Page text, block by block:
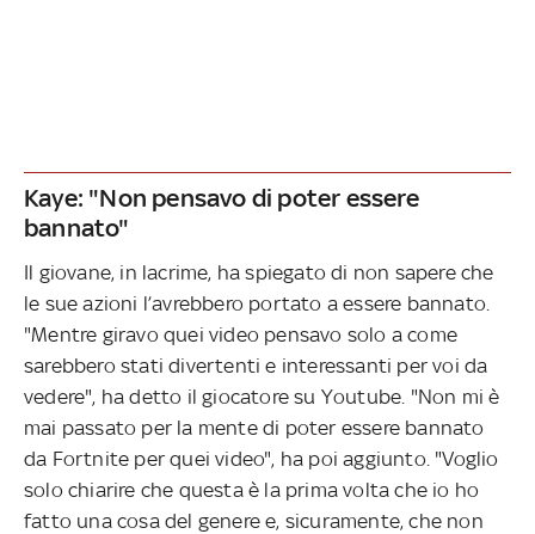
Kaye: "Non pensavo di poter essere
bannato"
Il giovane, in lacrime, ha spiegato di non sapere che
le sue azioni l’avrebbero portato a essere bannato.
"Mentre giravo quei video pensavo solo a come
sarebbero stati divertenti e interessanti per voi da
vedere", ha detto il giocatore su Youtube. "Non mi è
mai passato per la mente di poter essere bannato
da Fortnite per quei video", ha poi aggiunto. "Voglio
solo chiarire che questa è la prima volta che io ho
fatto una cosa del genere e, sicuramente, che non